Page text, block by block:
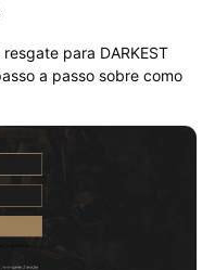
para DARKEST
a passo sobre como